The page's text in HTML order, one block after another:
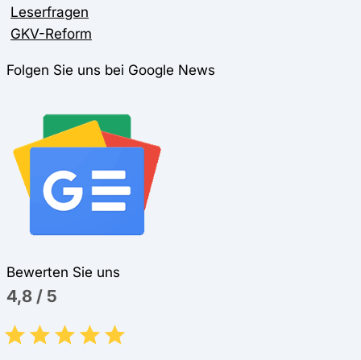
Leserfragen
GKV-Reform
Folgen Sie uns bei Google News
Bewerten Sie uns
4,8 / 5